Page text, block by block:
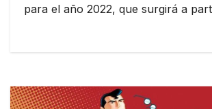
para el año 2022, que surgirá a